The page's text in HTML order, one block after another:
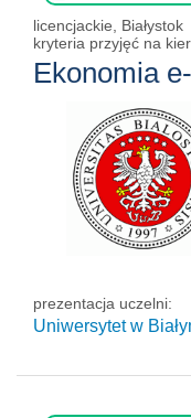
licencjackie, Białystok
kryteria przyjęć na
Ekonomia
prezentacja uczelni:
Uniwersytet w